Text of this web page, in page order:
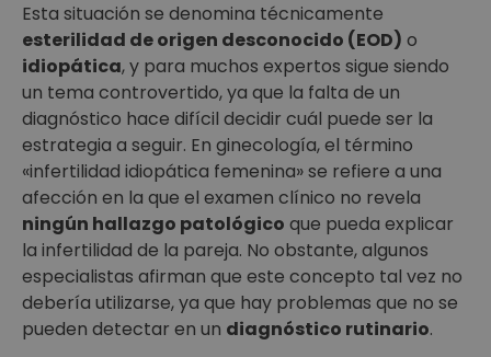
Esta situación se denomina técnicamente
esterilidad de origen desconocido (EOD) o
idiopática, y para muchos expertos sigue siendo
un tema controvertido, ya que la falta de un
diagnóstico hace difícil decidir cuál puede ser la
estrategia a seguir. En ginecología, el término
«infertilidad idiopática femenina» se refiere a una
afección en la que el examen clínico no revela
ningún hallazgo patológico que pueda explicar
la infertilidad de la pareja. No obstante, algunos
especialistas afirman que este concepto tal vez no
debería utilizarse, ya que hay problemas que no se
pueden detectar en un diagnóstico rutinario.